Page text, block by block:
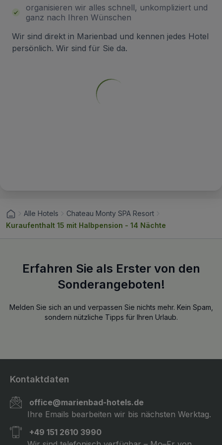
organisieren wir alles schnell, unkompliziert und
ganz nach Ihren Wünschen
Wir sind direkt in Marienbad und kennen jedes Hotel
persönlich. Wir sind für Sie da.
Alle Hotels
Chateau Monty SPA Resort
Kuraufenthalt 15 mit Halbpension - 14 Nächte
Erfahren Sie als Erster von den
Sonderangeboten!
Melden Sie sich an und verpassen Sie nichts mehr. Kein Spam,
sondern nützliche Tipps für Ihren Urlaub.
Kontaktdaten
office@marienbad-hotels.de
Ihre Emails bearbeiten wir bis nächsten Werktag.
+49 151 2610 3990